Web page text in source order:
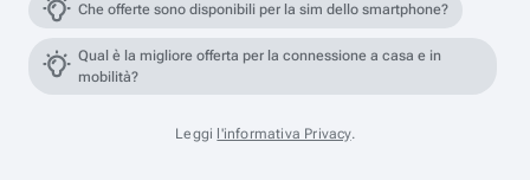
Che offerte sono disponibili per la sim dello smartphone?
Qual è la migliore offerta per la connessione a casa e in
mobilità?
Leggi l'informativa Privacy.